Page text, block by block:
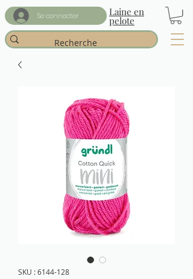
Se connecter Laine en
pelote
SKU : 6144-128